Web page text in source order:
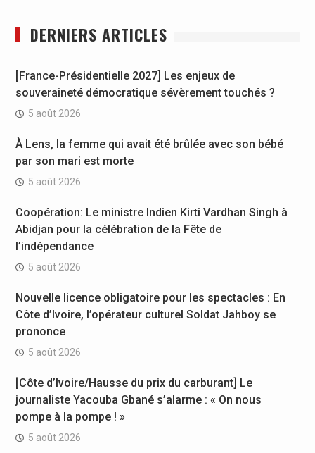
DERNIERS ARTICLES
[France-Présidentielle 2027] Les enjeux de
souveraineté démocratique sévèrement touchés ?
5 août 2026
À Lens, la femme qui avait été brûlée avec son bébé
par son mari est morte
5 août 2026
Coopération: Le ministre Indien Kirti Vardhan Singh à
Abidjan pour la célébration de la Fête de
l’indépendance
5 août 2026
Nouvelle licence obligatoire pour les spectacles : En
Côte d’Ivoire, l’opérateur culturel Soldat Jahboy se
prononce
5 août 2026
[Côte d’Ivoire/Hausse du prix du carburant] Le
journaliste Yacouba Gbané s’alarme : « On nous
pompe à la pompe ! »
5 août 2026